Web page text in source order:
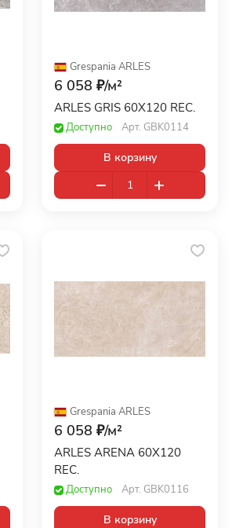
Grespania·ARLES
6 058 ₽/м²
ARLES GRIS 60X120 REC.
Доступно Арт. GBK0114
В корзину
Grespania·ARLES
6 058 ₽/м²
ARLES ARENA 60X120
REC.
Доступно Арт. GBK0116
В корзину